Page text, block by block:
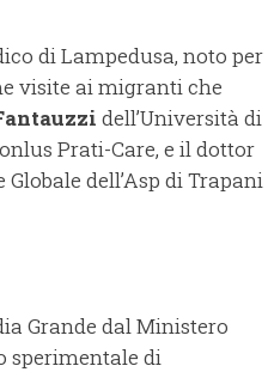
di Lampedusa, noto per
visite ai migranti che
dell’Università di
Prati-Care, e il dottor
dell’Asp di Trapani
Grande dal Ministero
sperimentale di